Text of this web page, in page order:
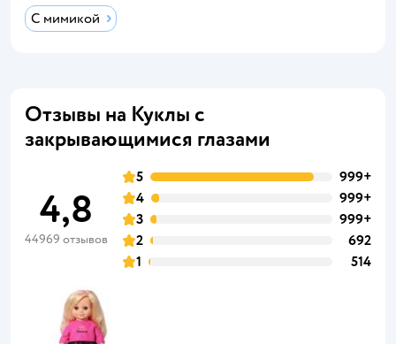
С мимикой
Отзывы на Куклы с
закрывающимися глазами
4,8
44969 отзывов
5
999+
4
999+
3
999+
2
692
1
514